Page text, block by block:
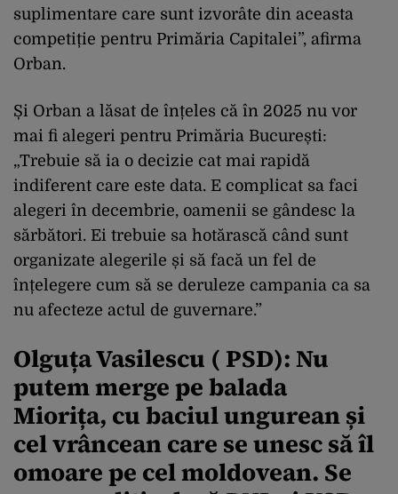
suplimentare care sunt izvorâte din aceasta
competiție pentru Primăria Capitalei”, afirma
Orban.
Și Orban a lăsat de înțeles că în 2025 nu vor
mai fi alegeri pentru Primăria București:
„Trebuie să ia o decizie cat mai rapidă
indiferent care este data. E complicat sa faci
alegeri în decembrie, oamenii se gândesc la
sărbători. Ei trebuie sa hotărască când sunt
organizate alegerile și să facă un fel de
înțelegere cum să se deruleze campania ca sa
nu afecteze actul de guvernare.”
Olguța Vasilescu ( PSD): Nu
putem merge pe balada
Miorița, cu baciul ungurean și
cel vrâncean care se unesc să îl
omoare pe cel moldovean. Se